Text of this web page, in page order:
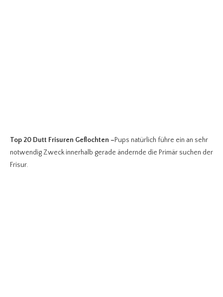
Top 20 Dutt Frisuren Geflochten –Pups natürlich führe ein an sehr
notwendig Zweck innerhalb gerade ändernde die Primär suchen der
Frisur.